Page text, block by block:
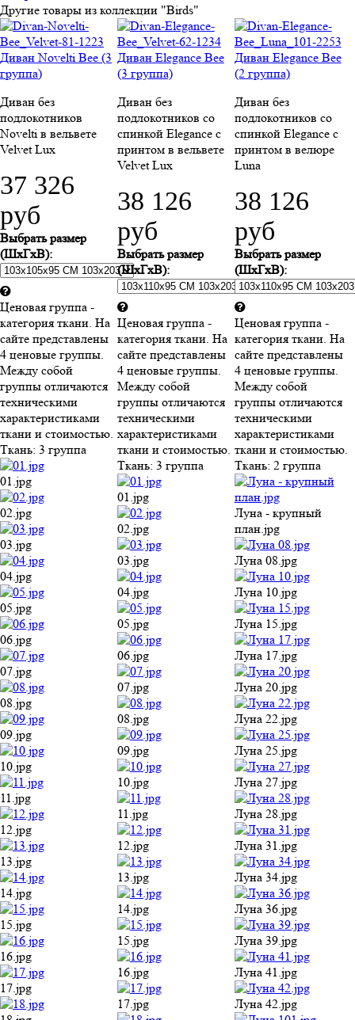
Другие товары из коллекции "Birds"
Диван Novelti Bee (3
группа)
Диван без
подлокотников
Novelti в вельвете
Velvet Lux
37 326
руб
Выбрать размер
(ШхГхВ):
Ценовая группа -
категория ткани. На
сайте представлены
4 ценовые группы.
Между собой
группы отличаются
техническими
характеристиками
ткани и стоимостью.
Ткань: 3 группа
01.jpg
02.jpg
03.jpg
04.jpg
05.jpg
06.jpg
07.jpg
08.jpg
09.jpg
10.jpg
11.jpg
12.jpg
13.jpg
14.jpg
15.jpg
16.jpg
17.jpg
Диван Elegance Bee
(3 группа)
Диван без
подлокотников со
спинкой Elegance c
принтом в вельвете
Velvet Lux
38 126
руб
Выбрать размер
(ШхГхВ):
Ценовая группа -
категория ткани. На
сайте представлены
4 ценовые группы.
Между собой
группы отличаются
техническими
характеристиками
ткани и стоимостью.
Ткань: 3 группа
01.jpg
02.jpg
03.jpg
04.jpg
05.jpg
06.jpg
07.jpg
08.jpg
09.jpg
10.jpg
11.jpg
12.jpg
13.jpg
14.jpg
15.jpg
16.jpg
17.jpg
Диван Elegance Bee
(2 группа)
Диван без
подлокотников со
спинкой Elegance c
принтом в велюре
Luna
38 126
руб
Выбрать размер
(ШхГхВ):
Ценовая группа -
категория ткани. На
сайте представлены
4 ценовые группы.
Между собой
группы отличаются
техническими
характеристиками
ткани и стоимостью.
Ткань: 2 группа
Луна - крупный
план.jpg
Луна 08.jpg
Луна 10.jpg
Луна 15.jpg
Луна 17.jpg
Луна 20.jpg
Луна 22.jpg
Луна 25.jpg
Луна 27.jpg
Луна 28.jpg
Луна 31.jpg
Луна 34.jpg
Луна 36.jpg
Луна 39.jpg
Луна 41.jpg
Луна 42.jpg